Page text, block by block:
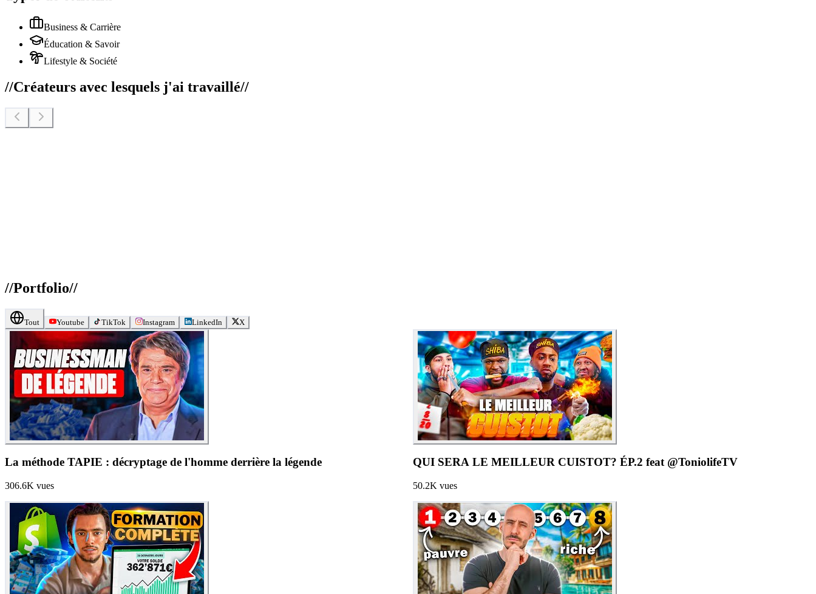
Business & Carrière
Éducation & Savoir
Lifestyle & Société
//Créateurs avec lesquels j'ai travaillé//
//Portfolio//
Tout Youtube TikTok Instagram LinkedIn X
La méthode TAPIE : décryptage de l'homme derrière la légende
306.6K vues
QUI SERA LE MEILLEUR CUISTOT? ÉP.2 feat @ToniolifeTV
50.2K vues